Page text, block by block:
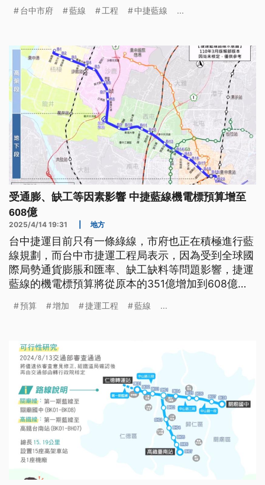
運，由台中市府自建並由台北市府擔任規劃顧問，預
推動7線齊發。
台中市府 藍線 工程 中捷藍線 ...
受通膨、缺工等因素影響 中捷藍線機電標預算增至
608億
2025/4/14 19:31 地方
台中捷運目前只有一條綠線，市府也正在積極進行藍
線規劃，而台中市捷運工程局表示，因為受到全球國
際局勢通貨膨脹和匯率、缺工缺料等問題影響，捷運
藍線的機電標預算將從原本的351億增加到608億，
擔。
預算 增加 捷運工程 藍線 ...